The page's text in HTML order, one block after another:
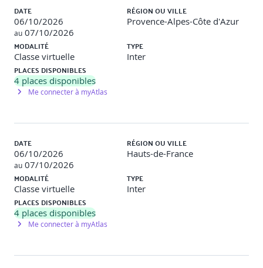
un mail à inscriptionopco@orsys.fr en joignant votre
demande de prise en charge Atlas au format PDF et en
confirmant le lieu et la modalité pédagogique souhaitée.
Programme de la formation
1 - UX Design et ergonomie des interfaces - Contenu
Analyse des besoins des utilisateur.
Activités digitales
Dans cette formation en ligne, vous
apprendrez à analyser les besoins des utilisateurs : mener
des entretiens et observations, créer des personas,
cartographier les parcours utilisateurs et définir les
challenges. Des travaux pratiques vous guideront dans
l’identification des problématiques et la sélection des
meilleures solutions.
Définitions : accessibilité numérique, ergonomie,
DATE
06/10/2026
au 07/10/2026
RÉGION OU VILLE
Provence-Alpes-Côte d'Azur
MODALITÉ
Classe virtuelle
TYPE
Inter
PLACES DISPONIBLES
4 places disponibles
Me connecter à myAtlas
DATE
06/10/2026
au 07/10/2026
RÉGION OU VILLE
Hauts-de-France
MODALITÉ
Classe virtuelle
TYPE
Inter
PLACES DISPONIBLES
4 places disponibles
Me connecter à myAtlas